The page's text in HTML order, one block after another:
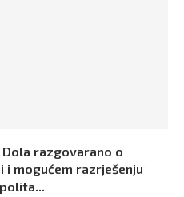
razgovarano o
mogućem razrješenju